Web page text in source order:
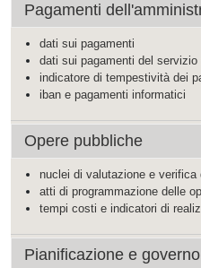
Pagamenti
dati sui pagamenti
dati sui pagamenti del
indicatore di tempestività dei
iban e pagamenti informatici
Opere pubbliche
nuclei di valutazione e
atti di programmazione delle
tempi costi e indicatori di
Pianificazione e